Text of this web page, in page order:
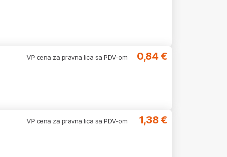
VP cena za pravna lica sa PDV-om 0,84 €
VP cena za pravna lica sa PDV-om 1,38 €